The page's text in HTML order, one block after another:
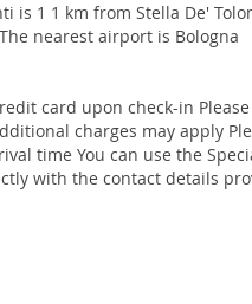
is 1 1 km from Stella De'
nearest airport is Bologna
card upon check-in
charges may apply
time You can use the
with the contact details